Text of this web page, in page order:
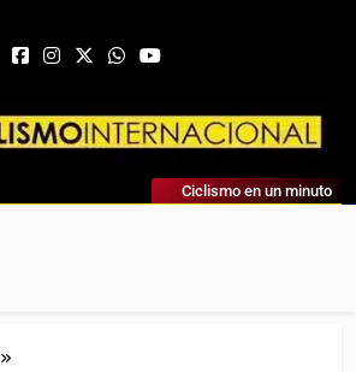
Internacional
Mundial. Entrevistas, Análisis,
Más. La Web Ciclista De Referencia.
Ciclismo en un minuto